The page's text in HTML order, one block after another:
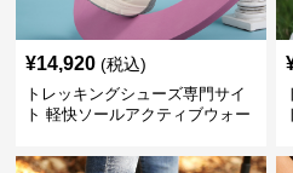
¥14,920 (税込)
トレッキングシューズ専門サイ
ト 軽快ソールアクティブウォー